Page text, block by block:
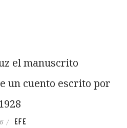
el manuscrito
un cuento escrito por
/ EFE